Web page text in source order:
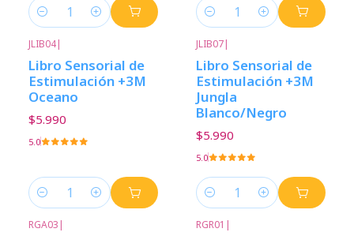
Cantidad Cantidad
JLIB04|
Libro Sensorial de
Estimulación +3M
Oceano
$5.990
5.0
Cantidad
JLIB07|
Libro Sensorial de
Estimulación +3M
Jungla
Blanco/Negro
$5.990
5.0
Cantidad
RGA03 | RGR01 |